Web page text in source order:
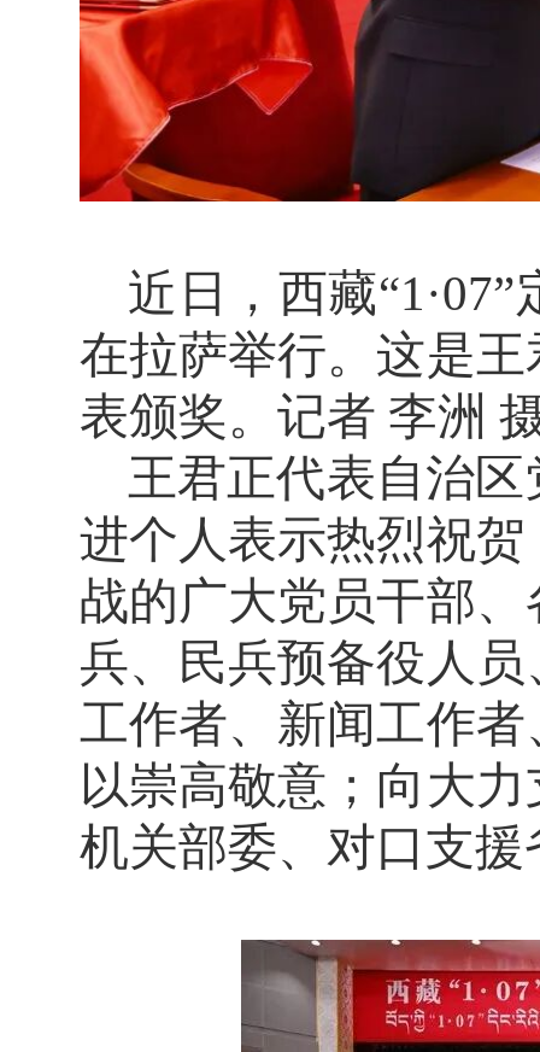
近日，西藏
在拉萨举行。这是
表颁奖。记者 李洲
王君正代表自治
进个人表示热烈祝
战的广大党员干部
兵、民兵预备役人
工作者、新闻工作
以崇高敬意；向大
机关部委、对口支